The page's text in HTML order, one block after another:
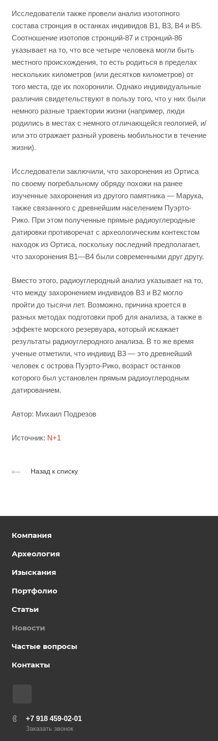
Исследователи также провели анализ изотопного
состава стронция в останках индивидов B1, B3, B4 и B5.
Соотношение изотопов стронций-87 и стронций-86
указывает на то, что все четыре человека могли быть
местного происхождения, то есть родиться в пределах
нескольких километров (или десятков километров) от
того места, где их похоронили. Однако индивидуальные
различия свидетельствуют в пользу того, что у них были
немного разные траектории жизни (например, люди
родились в местах с немного отличающейся геологией, и/
или это отражает разный уровень мобильности в течение
жизни).
Исследователи заключили, что захоронения из Ортиса
по своему погребальному обряду похожи на ранее
изученные захоронения из другого памятника — Марука,
также связанного с древнейшим населением Пуэрто-
Рико. При этом полученные прямые радиоуглеродные
датировки противоречат с археологическим контекстом
находок из Ортиса, поскольку последний предполагает,
что захоронения B1—B4 были современными друг другу.
Вместо этого, радиоуглеродный анализ указывает на то,
что между захоронением индивидов B3 и B2 могло
пройти до тысячи лет. Возможно, причина кроется в
разных методах подготовки проб для анализа, а также в
эффекте морского резервуара, который искажает
результаты радиоуглеродного анализа. В то же время
ученые отметили, что индивид B3 — это древнейший
человек с острова Пуэрто-Рико, возраст останков
которого был установлен прямым радиоуглеродным
датированием.
Автор: Михаил Подрезов
Источник: N+1
Назад к списку
Компания
Археология
Изыскания
Портфолио
Статьи
Новости
Частые вопросы
Контакты
+7 918 459-02-01
Заказать звонок